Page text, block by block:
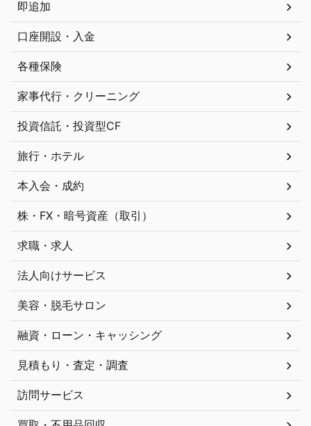
即追加
口座開設・入金
各種保険
家事代行・クリーニング
投資信託・投資型CF
旅行・ホテル
本入会・成約
株・FX・暗号資産（取引）
求職・求人
法人向けサービス
美容・脱毛サロン
融資・ローン・キャッシング
見積もり・査定・調査
訪問サービス